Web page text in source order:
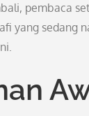
pembaca
yang sedang